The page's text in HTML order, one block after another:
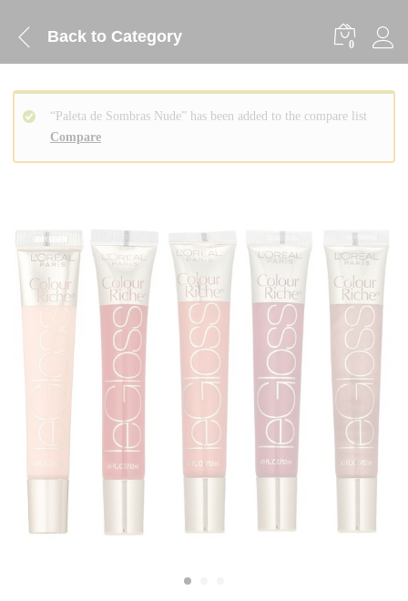
Back to Category 0
Compare
“Paleta de Sombras Nude” has been added to the compare list